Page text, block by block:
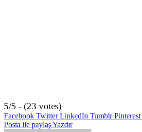
5/5 - (23 votes)
Facebook Twitter LinkedIn Tumblr Pinterest
Posta ile paylaşYazdır